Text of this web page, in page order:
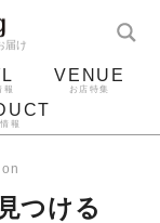
届け
報
VENUE
お店特集
報
アルバム
つける